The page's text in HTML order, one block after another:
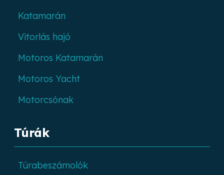
Katamarán
Vitorlás hajó
Motoros Katamarán
Motoros Yacht
Motorcsónak
Túrák
Túrabeszámolók